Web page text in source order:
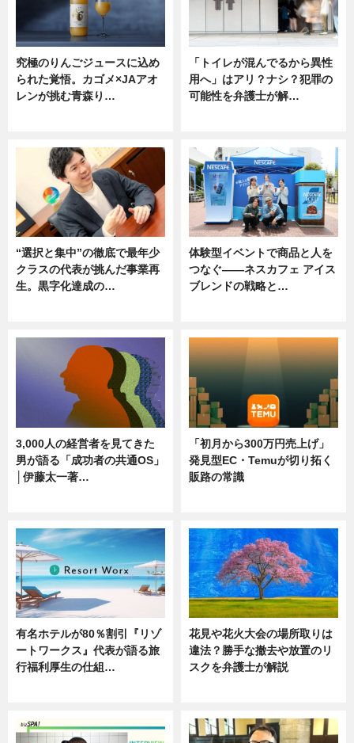
究極のりんごジュースに込め
られた覚悟。カゴメ×JAアオ
レンが挑む青森り…
「トイレが混んでるから異性
用へ」はアリ？ナシ？犯罪の
可能性を弁護士が解…
“選択と集中”の徹底で最年少
クラスの代表が挑んだ事業再
生。黒字化達成の…
体験型イベントで商品と人を
つなぐ――ネスカフェ アイス
ブレンドの戦略と…
3,000人の経営者を見てきた
男が語る「成功者の共通OS」
│伊藤太一著…
「初月から300万円売上げ」
発見型EC・Temuが切り拓く
販路の常識
有名ホテルが80％割引『リゾ
ートワークス』代表が語る旅
行福利厚生の仕組…
花見や花火大会の場所取りは
違法？勝手な撤去や放置のリ
スクを弁護士が解説